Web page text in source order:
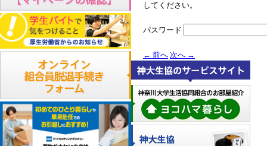
してください。
パスワード
← 前へ 次へ →